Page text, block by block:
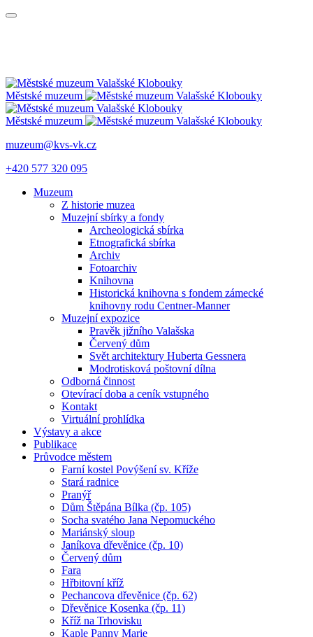
Městské muzeum
Městské muzeum
muzeum@kvs-vk.cz
+420 577 320 095
Muzeum
Z historie muzea
Muzejní sbírky a fondy
Archeologická sbírka
Etnografická sbírka
Archiv
Fotoarchiv
Knihovna
Historická knihovna s fondem zámecké
knihovny rodu Centner-Manner
Muzejní expozice
Pravěk jižního Valašska
Červený dům
Svět architektury Huberta Gessnera
Modrotisková poštovní dílna
Odborná činnost
Otevírací doba a ceník vstupného
Kontakt
Virtuální prohlídka
Výstavy a akce
Publikace
Průvodce městem
Farní kostel Povýšení sv. Kříže
Stará radnice
Pranýř
Dům Štěpána Bílka (čp. 105)
Socha svatého Jana Nepomuckého
Mariánský sloup
Janíkova dřevěnice (čp. 10)
Červený dům
Fara
Hřbitovní kříž
Pechancova dřevěnice (čp. 62)
Dřevěnice Kosenka (čp. 11)
Kříž na Trhovisku
Kaple Panny Marie